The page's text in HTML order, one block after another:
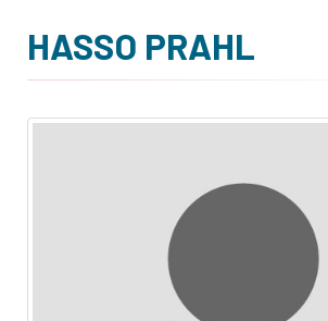
HASSO PRAHL